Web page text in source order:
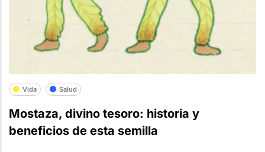
Vida Salud
Mostaza, divino tesoro: historia y
beneficios de esta semilla